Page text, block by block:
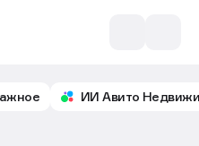
ИИ Авито